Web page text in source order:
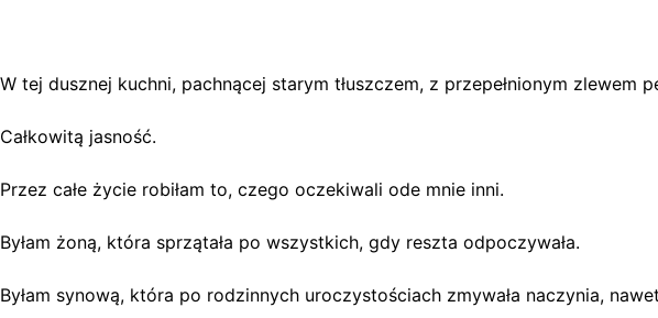
W tej dusznej kuchni, pachnącej starym tłuszczem, z przepełnionym zlewem
Całkowitą jasność.
Przez całe życie robiłam to, czego oczekiwali ode mnie inni.
Byłam żoną, która sprzątała po wszystkich, gdy reszta odpoczywała.
Byłam synową, która po rodzinnych uroczystościach zmywała naczynia,